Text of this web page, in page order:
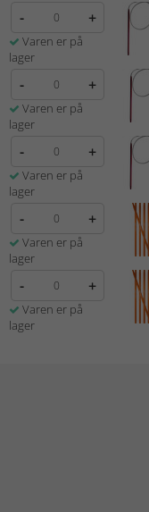
- +
Varen er på
lager
- +
Varen er på
lager
- +
Varen er på
lager
- +
Varen er på
lager
- +
Varen er på
lager